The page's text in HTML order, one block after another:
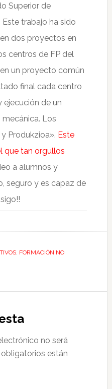
Superior de
Este trabajo ha sido
dos proyectos en
centros de FP del
un proyecto común
final cada centro
ejecución de un
Los
Produkzioa». Este
que tan orgullos
a alumnos y
seguro y es capaz de
, FORMACIÓN NO
no será
están